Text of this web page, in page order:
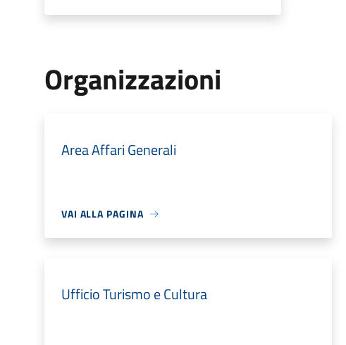
Organizzazioni
Area Affari Generali
VAI ALLA PAGINA
Ufficio Turismo e Cultura